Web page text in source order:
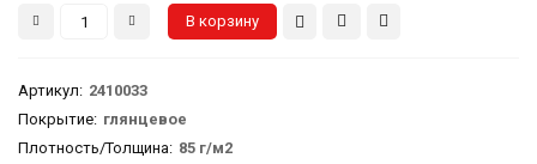
Артикул: 2410033
Покрытие: глянцевое
Плотность/Толщина: 85 г/м2